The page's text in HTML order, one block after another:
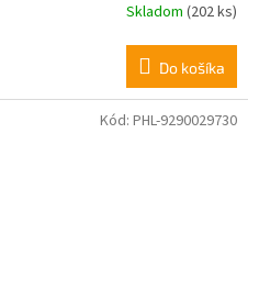
Skladom (202 ks)
Do košíka
Kód: PHL-9290029730